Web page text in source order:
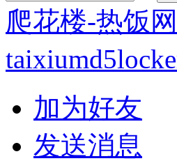
爬花楼-热饭
加为好友
发送消息